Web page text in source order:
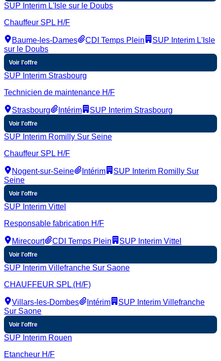
SUP Interim L'Isle sur le Doubs
Chauffeur SPL H/F
Baume-les-Dames CDI Temps Plein
SUP Interim L'Isle
sur le Doubs
Voir l'offre
SUP Interim Strasbourg
Technicien de maintenance H/F
Strasbourg Intérim SUP Interim Strasbourg
Voir l'offre
SUP Interim Romilly Sur Seine
Chauffeur SPL H/F
Nogent-sur-Seine Intérim
SUP Interim Romilly Sur
Seine
Voir l'offre
SUP Interim Vittel
Responsable fabrication H/F
Mirecourt CDI Temps Plein SUP Interim Vittel
Voir l'offre
SUP Interim Villefranche Sur Saone
CHAUFFEUR SPL (H/F)
Villars-les-Dombes Intérim
SUP Interim Villefranche
Sur Saone
Voir l'offre
SUP Interim Rouen
Etancheur H/F